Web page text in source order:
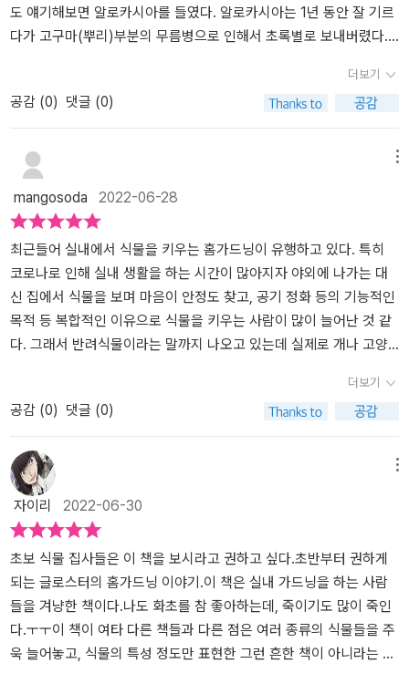
물꽂이로 사용하진 않으나 과거 물통 청소를 하던 때의 냄새는 왜 떠
오르는지... 과거 영화에서인가 드라마에서 봤던 아스피린의 용도가
을 얼마 전 본 기억이 있는데 그게 삽목분을 만드는 것이었나 보다. 잎
꽂이는 전에 금전수가 죽어갈 때 뭣도 모르고 인터넷을 검색하다 해
봤으나 결과는 실패였었다. 베고니아의 경우는 잎을 잘라서 하는 것
도 신기했다. 필로덴드론이 익숙했던 이유도 앞서 봤던 그 이파리였
다. 번식 방법들이 비슷한 것을 보니 그분도 저자의 블로그에서 배운
것인가 궁금하기도 하다. 뒤로 갈수록 다양한 품종을 잘 키우는 방법
들이 수록되어 있다. 책을 통해 사무실 화분의 죽음이 단순히 과습만
이 아니었다는 것을 생각해 볼 수 있었다. 그리고 여전히 내게는 어렵
게 느껴지는 것은 익숙하지 않은 일이기 때문이라는 것도 생각하게
된다. 그래도 홈가드닝을 제대로 시작하고자 하는 이들에게 차근차근
따라 하며 지식도 쌓고 실습을 통해 배워가기 좋은 내용을 담고 있는
책이었다. 본격적으로 식물 집사가 되고자 하는 이들에게 친절한 선
책에서 소개되는 식물들에 있어서는 더더욱 많은 도움이 될 것이라
전하며 리뷰를 줄인다. *이 리뷰는 책을 제공받아 직접 읽고 작성했습
니다.
도가 가장 많은데요.모든 식물을 이렇게 주면 당연히 안되고 각각에
맞는 물주기가 필수입니다.​또한 계절에 맞는 물주기.식물 종류에 맞
에 대해서도 배울 수 있었는데이것은 아무래도 초보단계는 지나서 중
급은 되어야 할 수 있을 것 같죠.​모든 일은 제대로 알고 행하는 것이
중요합니다.그동안은 주로 사람들의 말이나 인터넷정보에 의존했다
보니쳬계적이지는 않았는데글로스터의 홈가드닝 이야기를 읽다보니
이렇게 하는 것이구나하면서 배우게 되는 점이 많습니다.구체적이고
자세한 설명은 쉽게 따라하고 배우기 쉽고초보자들도 어려움없이 실
행에 옮길 수 있게 도와줍니다.​요즘은 이렇게 식물을 키우면서 힐링
하시는 분들이 많은데요.조금씩 자라나는 식물을 보면 신기하기도 하
고 새잎이 나거나 꽃을 피우면 더 관심을 갖고 지켜보게 되는 것 같아
요.​일상의 즐거움을 더해주는 식물 키우기초보분들이라면 궁금하지
만 누구에게 물어보기는 어색했던 부분들을 이 책을 통해서 깊이있게
배울 수 있으실 겁니다.​자세한 설명과 일러스트를 통해서 쉽게 따라
낌이에요.​​​​​​ㅡ 출판사를 통해서 제공받은 도서를 읽고 솔직한 느낌을
적은 후기입니다. ​​​
도 얘기해보면 알로카시아를 들였다. 알로카시아는 1년 동안 잘 기르
다가 고구마(뿌리)부분의 무름병으로 인해서 초록별로 보내버렸다.
년 간 살았지만 내가 가진 열망에 비해서 식물을 잘 기르지 못함을 고
백한다. 그래서 네이버 식물 인플루언서로 유명한 글로스터님의 홈가
드닝 책이 나와서 얼마나 반가웠는지 모른다. 책에서는 집에서 식물
을 기르기에 어려운 요인들을 먼저 꼽는다. 1차 문제는 <빛>이다. 식
물은 자고로 빛이 없으면 살아가지 못하는 존재인데, 실내의 광량은
야외의 매우 적은 분량이라는 점이다. 두 번째로는 내가 많이 간과했
던 <바람>이다. 재작년에는 앙상한 느낌의 코로키아가 너무 예뻐 보
여서 들였었는데(지금은 역시 가고 없다) 야생화 체질이라 엄청나게
바람을 맞춰줘야 한다는 조언을 들었다. 역시 과습과 통풍 적음이 원
인이었는지 키우기에 대한 재미를 느끼기도 전에 떠나버렸다. 실내
환기를 주기적으로 시켜주고, 직접적으로 바람이 세게 닿는 서큘레이
터는 문제지만 회전으로 간헐적으로 맞춰주는 것은 괜찮다고 한다.
마지막으로는 많은 사람들이 실패하는 주원인인 <과습>이다. 꽃집에
서 식물을 들여올 때 적힌 팻말처럼 매주 똑같이 물을 준다면 식물에
게는 변화를 간과하게 되므로 스트레스가 될 수 있다고 한다. 겉 흙이
말랐을때 주라고 하는 말의 의미는 2cm정도 말랐을때 물을 주라는
말이라고 한다. 이외에도 글로스터의 꿀팁중에 생활속의 물건들을 활
용해 가드닝하는 부분이 다른 원예서적과는 다른 점이었다. 특히 흙
작업을 하는 동안 어떻게 해도 사방으로 튀는 통에 청소하느라 골치
였는데 이케아 타포린백을 활용한다는 것이었다. 생각해보면 작은 김
장비닐로 해도 넓고 편리할 것 같다는 생각도 해보았다. 그리고, 다른
사람들이 가지고 있는지는 모르겠는데 스포이드형 물조리개(실험실
버전 : 세척병)로 작은 화분들 물을 준다는 것이었다. 나는 실험 도구
로 구입했고 실제로 피펫을 세척하는데 사용하고 있는데 이걸로 화분
더보기
공감 (0) 댓글 (0)
mangosoda 2022-06-28
최근들어 실내에서 식물을 키우는 홈가드닝이 유행하고 있다. 특히
코로나로 인해 실내 생활을 하는 시간이 많아지자 야외에 나가는 대
신 집에서 식물을 보며 마음이 안정도 찾고, 공기 정화 등의 기능적인
목적 등 복합적인 이유으로 식물을 키우는 사람이 많이 늘어난 것 같
다. 그래서 반려식물이라는 말까지 나오고 있는데 실제로 개나 고양
것은 상대적으로 쉽게 느껴지고 부담도 적어서 조금은 가벼운 마음으
로 홈가드닝에 입문하게 되는 것 같다.그런데 쉽다는 건 어디까지나
생각일 뿐 사실상 식물을 키우는 것도 굉장히 어려운 일이다. 실제로
그동안 여러 가지 식물을 키우다가 죽여버린 일도 많을 뿐더러 정원
이나 옥상이 아닌 실내에서 키우는 것은 더 어렵다. 흔히 식물은 그냥
물만 잘 주면 알아서 잘 큰다고 생각하지만 의외로 잘 관리를 해주고,
신경써야 할 것도 많다. 마냥 쉽게만 생각한다면 또 소중한 생명을 죽
여서 버리게 될 뿐이다. 그러기 위해서는 홈가드닝에 대한 기본적인
지식과 정보를 알고 시작해야 한다.[글로스터의 홈가드닝 이야기]는
블로거 글로스터가 식물 초보들을 위해 홈가드닝의 기초를 차근차근
알려주는 식물 키우기 레시피이다. 요즘은 관련 내용들을 인터넷에서
도 많이 볼 수 있지만 사람들은 기계적으로 필요하다고 생각되는 내
더보기
공감 (0) 댓글 (0)
자이리 2022-06-30
초보 식물 집사들은 이 책을 보시라고 권하고 싶다.초반부터 권하게
되는 글로스터의 홈가드닝 이야기.이 책은 실내 가드닝을 하는 사람
들을 겨냥한 책이다.나도 화초를 참 좋아하는데, 죽이기도 많이 죽인
다.ㅜㅜ​이 책이 여타 다른 책들과 다른 점은 여러 종류의 식물들을 주
욱 늘어놓고, 식물의 특성 정도만 표현한 그런 흔한 책이 아니라는 점